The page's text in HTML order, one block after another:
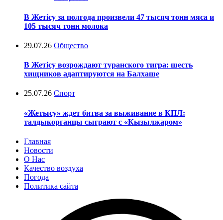
В Жетісу за полгода произвели 47 тысяч тонн мяса и
105 тысяч тонн молока
29.07.26 Общество
В Жетісу возрождают туранского тигра: шесть
хищников адаптируются на Балхаше
25.07.26 Спорт
«Жетысу» ждет битва за выживание в КПЛ:
талдыкорганцы сыграют с «Кызылжаром»
Главная
Новости
О Нас
Качество воздуха
Погода
Политика сайта